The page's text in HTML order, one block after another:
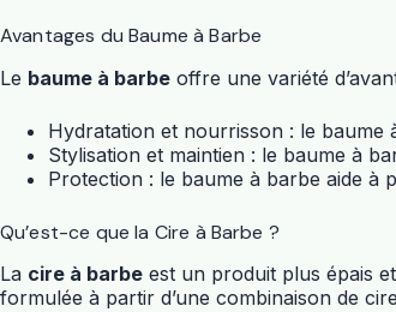
Avantages du Baume à Barbe
Le baume à barbe offre une variété
Hydratation et nourrisson : le baume
Stylisation et maintien : le baume à
Protection : le baume à barbe aide à
Qu’est-ce que la Cire à Barbe ?
La cire à barbe est un produit plus épais
formulée à partir d’une combinaison de